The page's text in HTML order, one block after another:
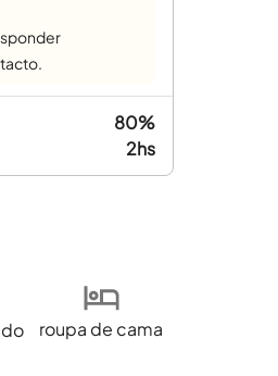
80%
2hs
roupa de cama